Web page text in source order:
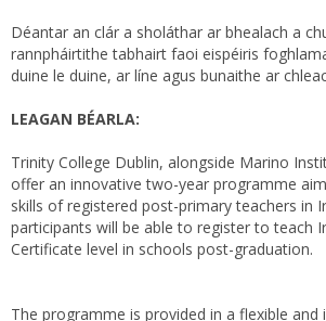
Déantar an clár a sholáthar ar bhealach a
rannpháirtithe tabhairt faoi eispéiris
duine le duine, ar líne agus bunaithe ar
LEAGAN BÉARLA:
Trinity College Dublin, alongside Marino
offer an innovative two-year programme
skills of registered post-primary teachers in
participants will be able to register to teach
Certificate level in schools post-graduation.
The programme is provided in a flexible